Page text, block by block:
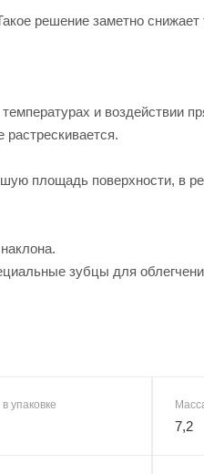
решение заметно
и воздействии
площадь поверхности, в
зубцы для
упаковке
7,2